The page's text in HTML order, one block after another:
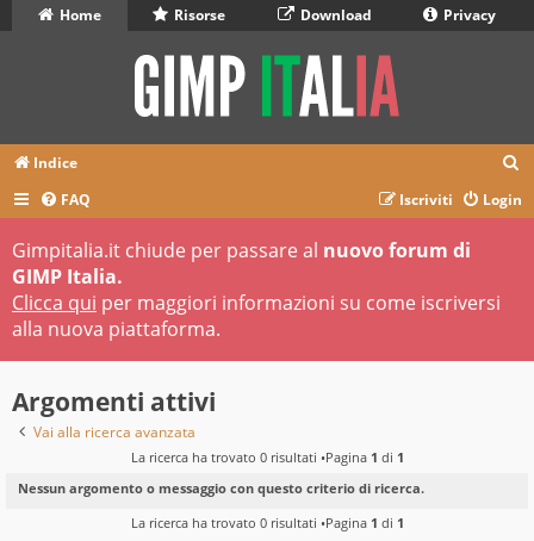
Home Risorse Download Privacy
Indice
r
FAQ Login
Iscriviti
Gimpitalia.it chiude per passare al nuovo forum di
GIMP Italia.
Clicca qui per maggiori informazioni su come iscriversi
alla nuova piattaforma.
Argomenti attivi
Vai alla ricerca avanzata
La ricerca ha trovato 0 risultati •Pagina 1 di 1
Nessun argomento o messaggio con questo criterio di ricerca.
La ricerca ha trovato 0 risultati •Pagina 1 di 1